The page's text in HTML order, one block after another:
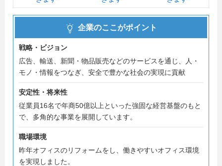
企業のここがポイント
戦略・ビジョン
広告、輸送、新聞・物品販売などのサービスを通じ、人・
モノ・情報をつなぎ、安全で豊かな社会の実現に貢献
安定性・将来性
従業員16名で年商50億以上といった強固な経営基盤のもと
で、多角的な事業を展開しています。
職場環境
昨年オフィスのリフォームをし、働きやすいオフィス環境
を実現しました。